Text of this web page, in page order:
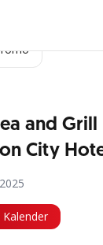
and
City